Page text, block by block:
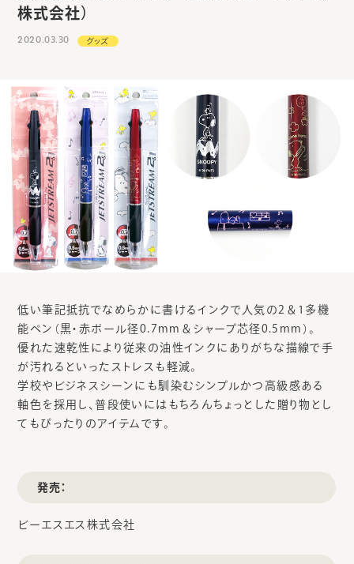
株式会社）
2020.03.30 グッズ
低い筆記抵抗でなめらかに書けるインクで人気の2＆1多機
能ペン（黒・赤ボール径0.7mm＆シャープ芯径0.5mm）。
優れた速乾性により従来の油性インクにありがちな描線で手
が汚れるといったストレスも軽減。
学校やビジネスシーンにも馴染むシンプルかつ高級感ある
軸色を採用し、普段使いにはもちろんちょっとした贈り物とし
てもぴったりのアイテムです。
発売：
ビーエスエス株式会社